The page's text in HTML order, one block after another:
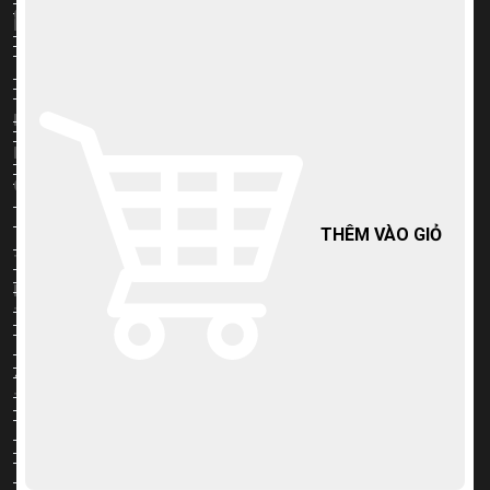
Máy pin
Máy khoan pin
Máy quạt
Máy cắt bê tông
Găng tay bảo hộ
Quần áo bảo hộ
Tủ kệ dụng cụ
Thùng đồ nghề
Thước cuộn
THÊM VÀO GIỎ